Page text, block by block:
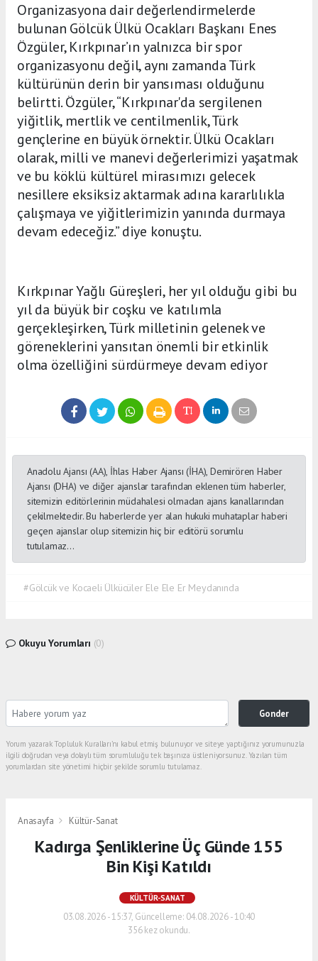
Organizasyona dair değerlendirmelerde
bulunan Gölcük Ülkü Ocakları Başkanı Enes
Özgüler, Kırkpınar’ın yalnızca bir spor
organizasyonu değil, aynı zamanda Türk
kültürünün derin bir yansıması olduğunu
belirtti. Özgüler, “Kırkpınar'da sergilenen
yiğitlik, mertlik ve centilmenlik, Türk
gençlerine en büyük örnektir. Ülkü Ocakları
olarak, milli ve manevi değerlerimizi yaşatmak
ve bu köklü kültürel mirasımızı gelecek
nesillere eksiksiz aktarmak adına kararlılıkla
çalışmaya ve yiğitlerimizin yanında durmaya
devam edeceğiz.” diye konuştu.
Kırkpınar Yağlı Güreşleri, her yıl olduğu gibi bu
yıl da büyük bir coşku ve katılımla
gerçekleşirken, Türk milletinin gelenek ve
göreneklerini yansıtan önemli bir etkinlik
olma özelliğini sürdürmeye devam ediyor
Anadolu Ajansı (AA), İhlas Haber Ajansı (İHA), Demirören Haber
Ajansı (DHA) ve diğer ajanslar tarafından eklenen tüm haberler,
sitemizin editörlerinin müdahalesi olmadan ajans kanallarından
çekilmektedir. Bu haberlerde yer alan hukuki muhataplar haberi
geçen ajanslar olup sitemizin hiç bir editörü sorumlu
tutulamaz...
#Gölcük ve Kocaeli Ülkücüler Ele Ele Er Meydanında
Okuyu Yorumları (0)
Gonder
Yorum yazarak Topluluk Kuralları’nı kabul etmiş bulunuyor ve siteye yaptığınız yorumunuzla
ilgili doğrudan veya dolaylı tüm sorumluluğu tek başınıza üstleniyorsunuz. Yazılan tüm
yorumlardan site yönetimi hiçbir şekilde sorumlu tutulamaz.
Anasayfa Kültür-Sanat
Kadırga Şenliklerine Üç Günde 155
Bin Kişi Katıldı
KÜLTÜR-SANAT
03.08.2026 - 15:37, Güncelleme: 04.08.2026 - 10:40
356 kez okundu.